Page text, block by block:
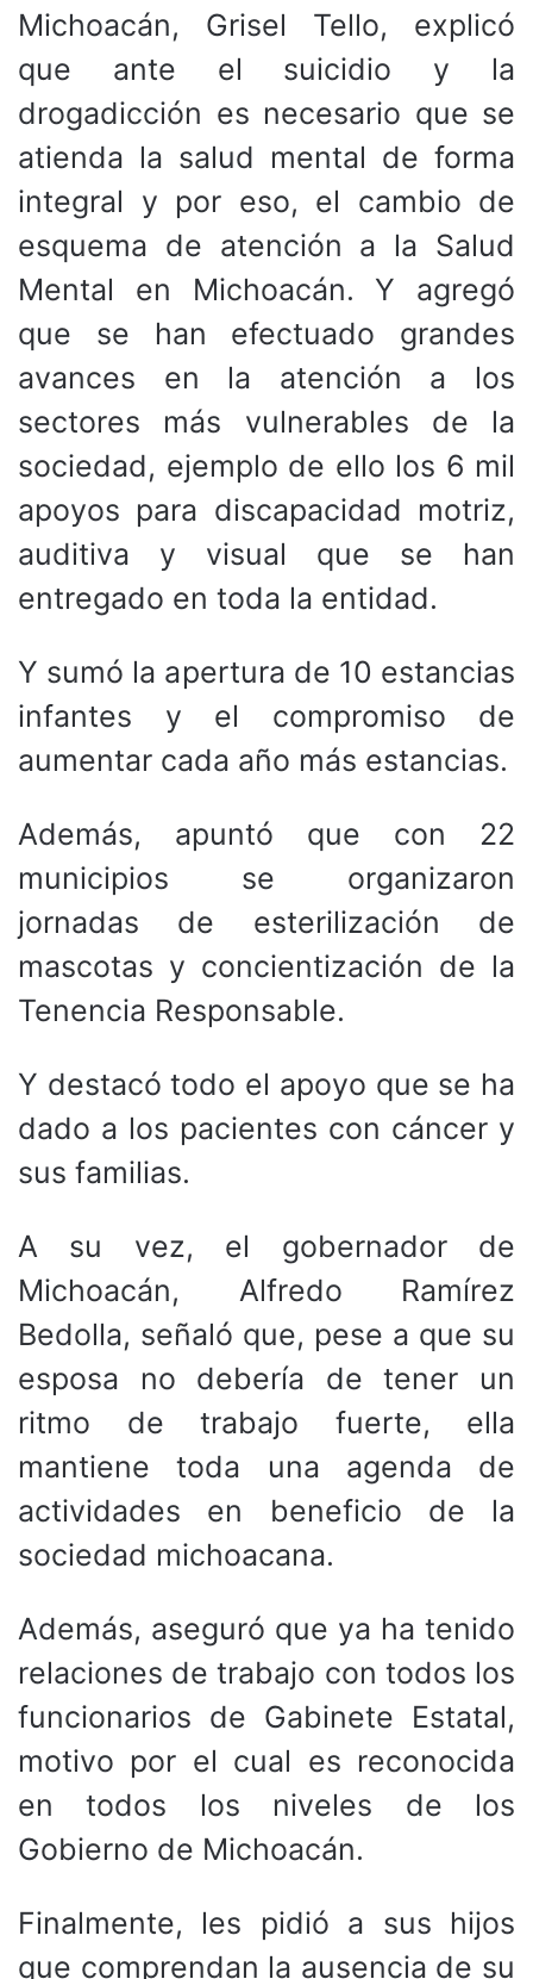
Michoacán, Grisel Tello, explicó
que ante el suicidio y la
drogadicción es necesario que se
atienda la salud mental de forma
integral y por eso, el cambio de
esquema de atención a la Salud
Mental en Michoacán. Y agregó
que se han efectuado grandes
avances en la atención a los
sectores más vulnerables de la
sociedad, ejemplo de ello los 6 mil
apoyos para discapacidad motriz,
auditiva y visual que se han
entregado en toda la entidad.
Y sumó la apertura de 10 estancias
infantes y el compromiso de
aumentar cada año más estancias.
Además, apuntó que con 22
municipios se organizaron
jornadas de esterilización de
mascotas y concientización de la
Tenencia Responsable.
Y destacó todo el apoyo que se ha
dado a los pacientes con cáncer y
sus familias.
A su vez, el gobernador de
Michoacán, Alfredo Ramírez
Bedolla, señaló que, pese a que su
esposa no debería de tener un
ritmo de trabajo fuerte, ella
mantiene toda una agenda de
actividades en beneficio de la
sociedad michoacana.
Además, aseguró que ya ha tenido
relaciones de trabajo con todos los
funcionarios de Gabinete Estatal,
motivo por el cual es reconocida
en todos los niveles de los
Gobierno de Michoacán.
Finalmente, les pidió a sus hijos
que comprendan la ausencia de su